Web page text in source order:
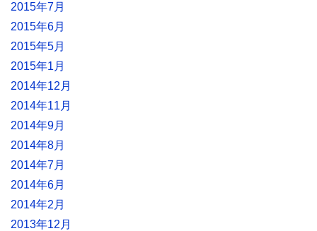
2015年7月
2015年6月
2015年5月
2015年1月
2014年12月
2014年11月
2014年9月
2014年8月
2014年7月
2014年6月
2014年2月
2013年12月